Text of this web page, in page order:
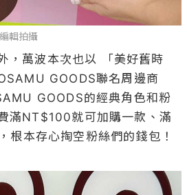
輯拍攝
，萬波本次也以 「美好舊時
GOODS聯名周邊商
GOODS的經典角色和粉
滿NT$100就可加購一款、滿
本存心掏空粉絲們的錢包！